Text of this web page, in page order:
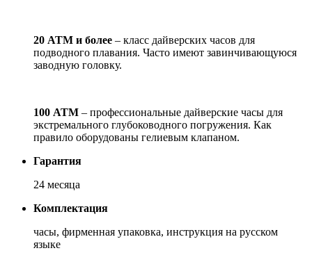
20 АТМ и более – класс дайверских часов для
подводного плавания. Часто имеют завинчивающуюся
заводную головку.
100 АТМ – профессиональные дайверские часы для
экстремального глубоководного погружения. Как
правило оборудованы гелиевым клапаном.
Гарантия
24 месяца
Комплектация
часы, фирменная упаковка, инструкция на русском
языке